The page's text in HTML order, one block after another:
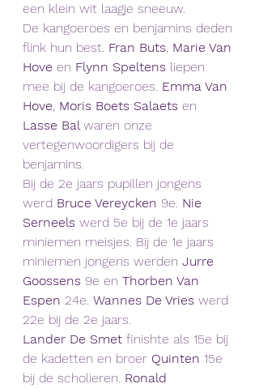
een klein wit laagje sneeuw.
De kangoeroes en benjamins deden
flink hun best. Fran Buts, Marie Van
Hove en Flynn Speltens liepen
mee bij de kangoeroes. Emma Van
Hove, Moris Boets Salaets en
Lasse Bal waren onze
vertegenwoordigers bij de
benjamins.
Bij de 2e jaars pupillen jongens
werd Bruce Vereycken 9e. Nie
Serneels werd 5e bij de 1e jaars
miniemen meisjes. Bij de 1e jaars
miniemen jongens werden Jurre
Goossens 9e en Thorben Van
Espen 24e. Wannes De Vries werd
22e bij de 2e jaars.
Lander De Smet finishte als 15e bij
de kadetten en broer Quinten 15e
bij de scholieren. Ronald